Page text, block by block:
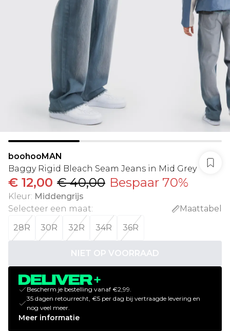
boohooMAN
Baggy Rigid Bleach Seam Jeans in Mid Grey
€ 12,00 € 40,00 Bespaar 70%
Kleur: Middengrijs
Selecteer een maat:
Maattabel
28R
30R 32R 34R 36R
NIET OP VOORRAAD
Bescherm je bestelling vanaf €2,99.
35 dagen retourrecht, €5 per dag bij vertraagde levering en
nog veel meer.
Meer informatie